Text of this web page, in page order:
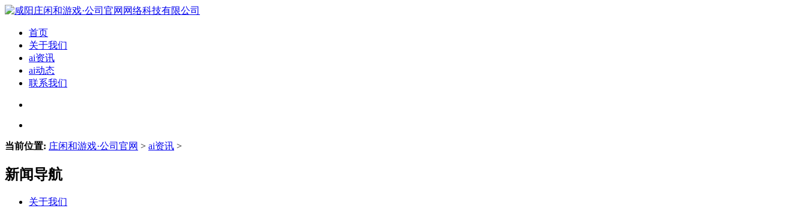
首页
关于我们
ai资讯
ai动态
联系我们
当前位置: 庄闲和游戏·公司官网 > ai资讯 >
新闻导航
关于我们